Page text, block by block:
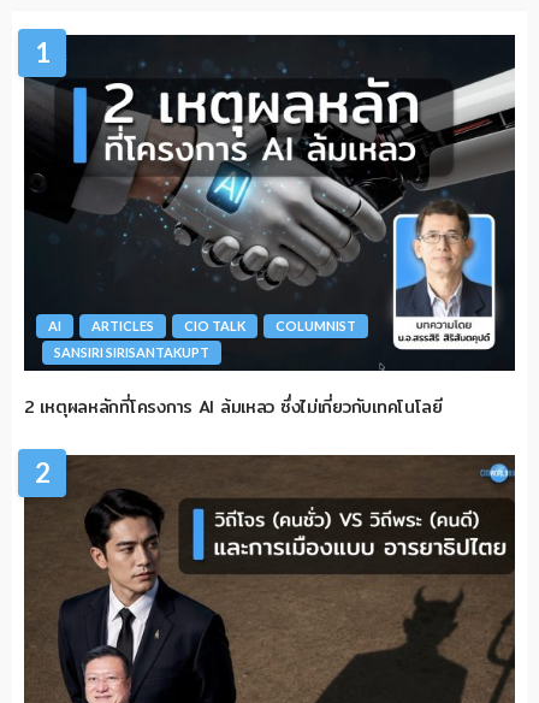
1
AI ARTICLES CIO TALK
COLUMNIST
SANSIRI SIRISANTAKUPT
2 เหตุผลหลักที่โครงการ AI ล้มเหลว ซึ่งไม่เกี่ยวกับเทคโนโลยี
2